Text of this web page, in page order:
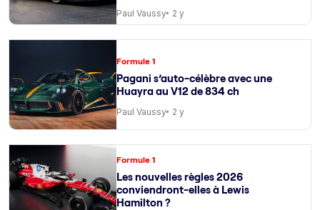
Paul Vaussy 2 y
Formule 1
Pagani s’auto-célèbre avec une
Huayra au V12 de 834 ch
Paul Vaussy 2 y
Formule 1
Les nouvelles règles 2026
conviendront-elles à Lewis
Hamilton ?